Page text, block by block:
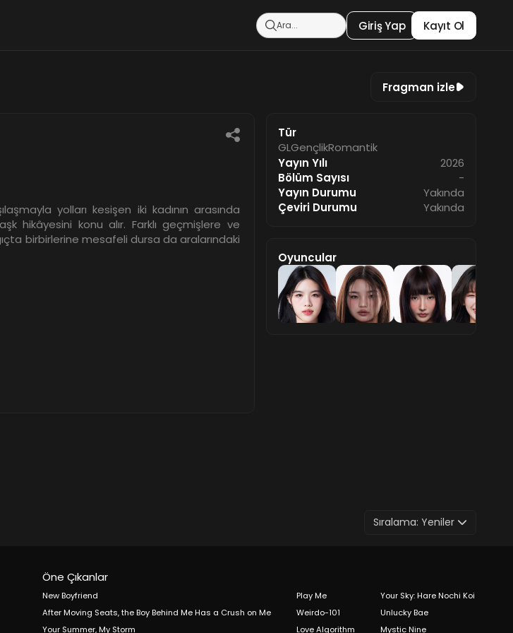
Giriş Yap Kayıt Ol
Fragman izle
yolları kesişen iki kadının arasında
hikâyesini konu alır. Farklı geçmişlere ve
birbirlerine mesafeli dursa da aralarındaki
Tür
GLGençlikRomantik
Yayın Yılı
2026
Bölüm Sayısı
-
Yayın Durumu
Yakında
Çeviri Durumu
Yakında
Oyuncular
Sıralama: Yeniler
Öne Çıkanlar
New Boyfriend
After Moving Seats, the Boy Behind Me Has a Crush on Me
Your Summer, My Storm
Play Me
Weirdo-101
Love Algorithm
Your Sky: Hare Nochi Koi
Unlucky Bae
Mystic Nine